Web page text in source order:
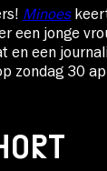
Minoes
een jonge
en een
zondag 30